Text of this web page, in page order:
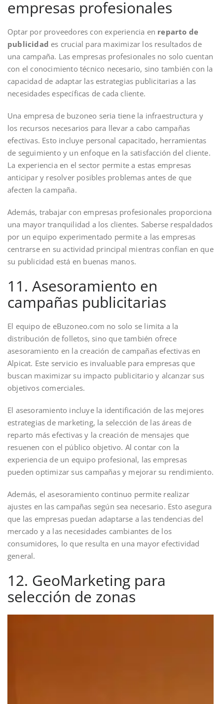
empresas profesionales
Optar por proveedores con experiencia en reparto de
publicidad es crucial para maximizar los resultados de
una campaña. Las empresas profesionales no solo cuentan
con el conocimiento técnico necesario, sino también con la
capacidad de adaptar las estrategias publicitarias a las
necesidades específicas de cada cliente.
Una empresa de buzoneo seria tiene la infraestructura y
los recursos necesarios para llevar a cabo campañas
efectivas. Esto incluye personal capacitado, herramientas
de seguimiento y un enfoque en la satisfacción del cliente.
La experiencia en el sector permite a estas empresas
anticipar y resolver posibles problemas antes de que
afecten la campaña.
Además, trabajar con empresas profesionales proporciona
una mayor tranquilidad a los clientes. Saberse respaldados
por un equipo experimentado permite a las empresas
centrarse en su actividad principal mientras confían en que
su publicidad está en buenas manos.
11. Asesoramiento en
campañas publicitarias
El equipo de eBuzoneo.com no solo se limita a la
distribución de folletos, sino que también ofrece
asesoramiento en la creación de campañas efectivas en
Alpicat. Este servicio es invaluable para empresas que
buscan maximizar su impacto publicitario y alcanzar sus
objetivos comerciales.
El asesoramiento incluye la identificación de las mejores
estrategias de marketing, la selección de las áreas de
reparto más efectivas y la creación de mensajes que
resuenen con el público objetivo. Al contar con la
experiencia de un equipo profesional, las empresas
pueden optimizar sus campañas y mejorar su rendimiento.
Además, el asesoramiento continuo permite realizar
ajustes en las campañas según sea necesario. Esto asegura
que las empresas puedan adaptarse a las tendencias del
mercado y a las necesidades cambiantes de los
consumidores, lo que resulta en una mayor efectividad
general.
12. GeoMarketing para
selección de zonas